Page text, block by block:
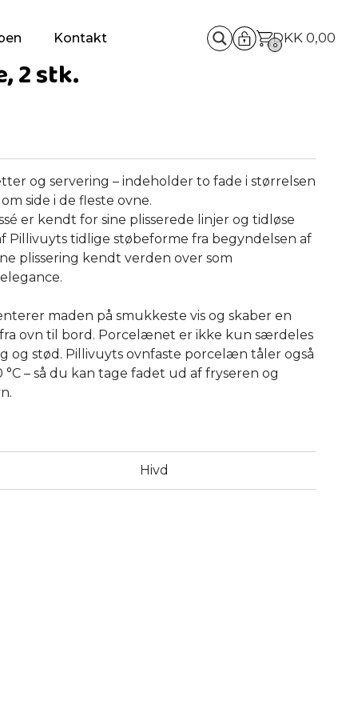
Kontakt DKK 0,00
0
2 stk.
og servering – indeholder to fade i størrelsen
side i de fleste ovne.
er kendt for sine plisserede linjer og tidløse
Pillivuyts tidlige støbeforme fra begyndelsen af
plissering kendt verden over som
maden på smukkeste vis og skaber en
ovn til bord. Porcelænet er ikke kun særdeles
og stød. Pillivuyts ovnfaste porcelæn tåler også
– så du kan tage fadet ud af fryseren og
Hivd